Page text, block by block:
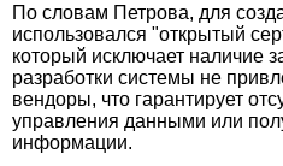
По словам Петрова, для
использовался "открытый
который исключает наличие
разработки системы не
вендоры, что гарантирует
управления данными или
информации.